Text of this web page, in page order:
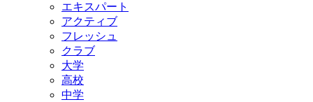
エキスパート
アクティブ
フレッシュ
クラブ
大学
高校
中学